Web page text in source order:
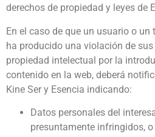
derechos de propiedad y leyes de
En el caso de que un usuario o un
ha producido una violación de
propiedad intelectual por la
contenido en la web, deberá
Kine Ser y Esencia indicando:
Datos personales del
presuntamente infringidos,